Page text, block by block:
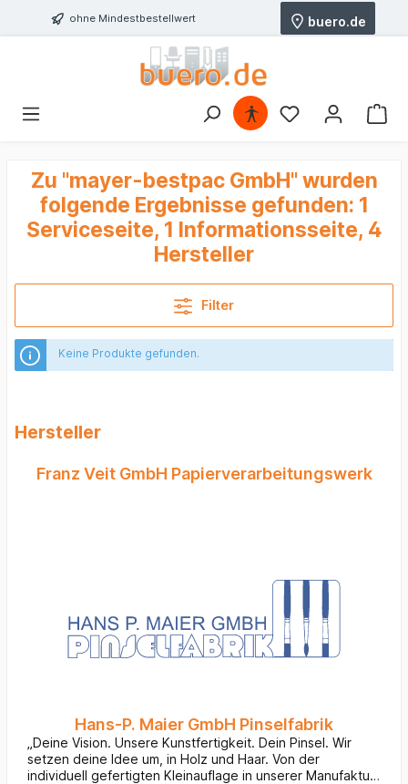
ohne Mindestbestellwert buero.de
Zu "mayer-bestpac GmbH" wurden
folgende Ergebnisse gefunden: 1
Serviceseite, 1 Informationsseite, 4
Hersteller
Filter
Keine Produkte gefunden.
Hersteller
Franz Veit GmbH Papierverarbeitungswerk
Hans-P. Maier GmbH Pinselfabrik
„Deine Vision. Unsere Kunstfertigkeit. Dein Pinsel. Wir
setzen deine Idee um, in Holz und Haar. Von der
individuell gefertigten Kleinauflage in unserer Manufaktur